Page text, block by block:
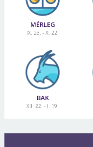
MÉRLEG
IX. 23. - X. 22.
BAK
XII. 22. - I. 19.